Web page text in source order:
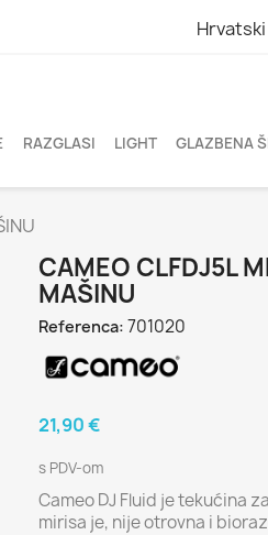
Hrvatski
RAZGLASI LIGHT GLAZBENA
CAMEO CLFDJ5L
MAŠINU
Referenca: 701020
21,90 €
s PDV-om
Cameo DJ Fluid je tekućina
mirisa je, nije otrovna i